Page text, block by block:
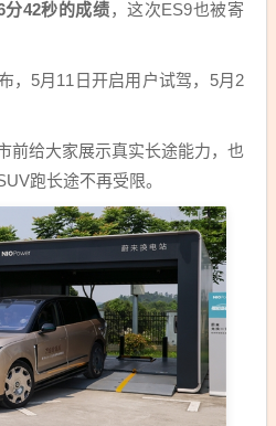
分42秒的成绩，这次ES9也被寄
，5月11日开启用户试驾，5月2
前给大家展示真实长途能力，也
跑长途不再受限。